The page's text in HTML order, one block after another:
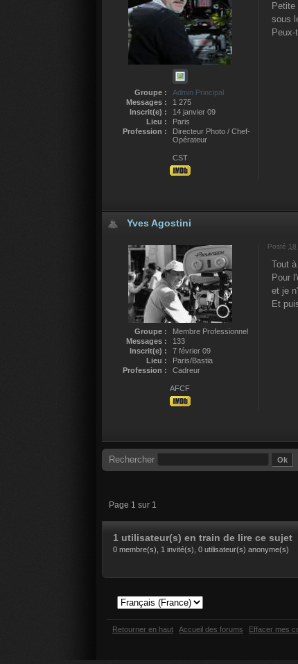
Groupe :
Admin Principal
Messages :
1 275
Inscrit(e) :
14 janvier 09
Lieu :
Paris
Profession :
Directeur Photo / Chef-
Opérateur
CST
sous
Yves Agostini
Groupe :
Membre Professionnel
Messages :
133
Inscrit(e) :
7 février 09
Lieu :
Paris/Bastia
Profession :
Cadreur
AFCF
Posté
Tout
Pour
et je
Et
Rechercher
Page 1 sur 1
1 utilisateur(s) en train de lire ce sujet
0 membre(s), 1 invité(s), 0 utilisateur(s) anonyme(s)
Retourner en haut Accueil des forums Effacer mes